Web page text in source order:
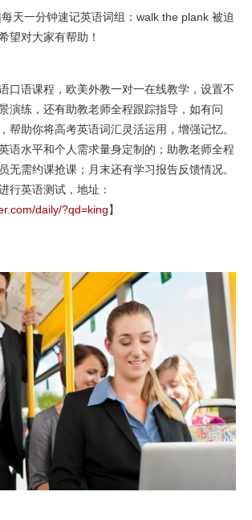
天一分钟速记英语词组：walk the plank 被迫
望对大家有帮助！
口语课程，欧美外教一对一在线教学，设置不
演练，还有助教老师全程跟踪指导，如有问
帮助你将高考英语词汇灵活运用，增强记忆。
语水平和个人需求量身定制的；助教老师全程
无需约课抢课；月末还有学习报告反馈情况。
行英语测试，地址：
daily/?qd=king】